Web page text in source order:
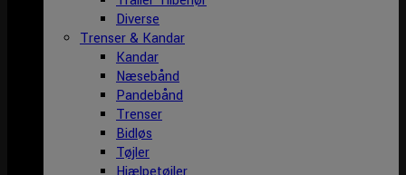
Diverse
Trenser & Kandar
Kandar
Næsebånd
Pandebånd
Trenser
Bidløs
Tøjler